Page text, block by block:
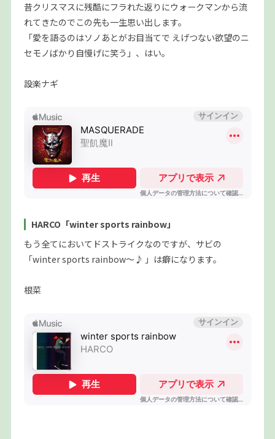
昔クリスマスに残酷にフラれた返りにウォークマンから流
れてきたのでこの先も一生思い出します。
「愛を語るのはソノあとがお目当てで えげつない欲望のニ
セモノばかり自慢げに笑う」、はい。
設楽ナギ
HARCO「winter sports rainbow」
もう全てにおいてドストライクなのですが、サビの
「winter sports rainbow〜♪ 」は癖になります。
根菜